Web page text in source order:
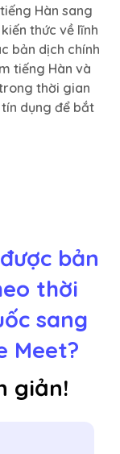
Hàn sang
thức về lĩnh
bản dịch chính
tiếng Hàn và
thời gian
dụng để bắt
bản
thời
sang
Meet?
giản!